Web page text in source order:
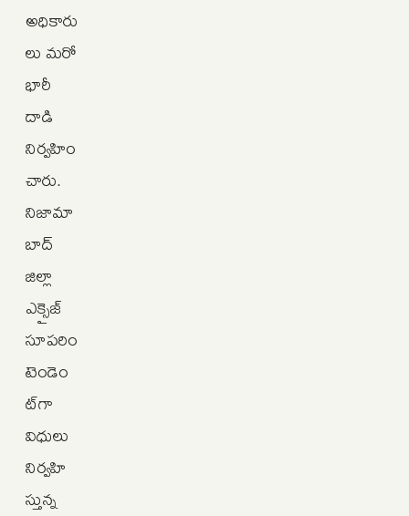
అధికారు
లు మరో
భారీ
దాడి
నిర్వహిం
చారు.
నిజామా
బాద్‌
జిల్లా
ఎక్సైజ్‌
సూపరిం
టెండెం
ట్‌గా
విధులు
నిర్వహి
స్తున్న